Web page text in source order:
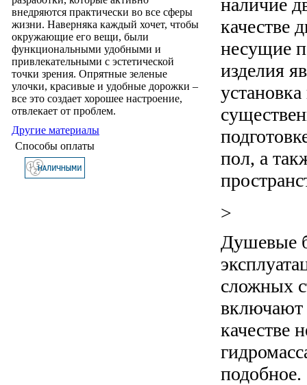
внедряются практически во все сферы
жизни. Наверняка каждый хочет, чтобы
окружающие его вещи, были
функциональными удобными и
привлекательными с эстетической
точки зрения. Опрятные зеленые
улочки, красивые и удобные дорожки –
все это создает хорошее настроение,
отвлекает от проблем.
Другие материалы
Способы оплаты
наличие
качестве
несущие
изделия
пол, а
>
Душевые
сложных
включают
качестве
подобное.